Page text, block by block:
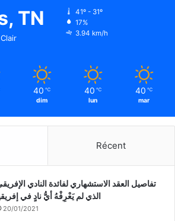
TN
41º - 31º
17%
3.94 km/h
40 ℃
dim
40 ℃
lun
40 ℃
mar
Récent
تفاصيل العقد الاستشهاري لفائدة النادي
الذي لم يَعْرِفْهُ أيُّ نادٍ في
20/01/2021